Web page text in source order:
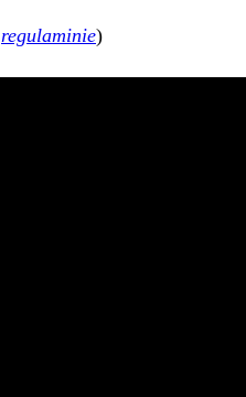
regulaminie)